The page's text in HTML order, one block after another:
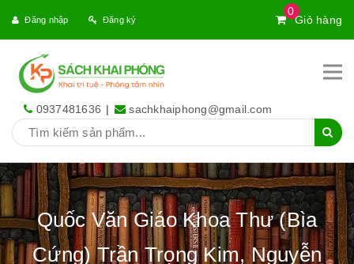
0
Giỏ hàng
Đăng nhập Đăng ký
0937481636 | sachkhaiphong@gmail.com
Quốc Văn Giáo Khoa Thư (Bìa
Cứng) Trần Trọng Kim, Nguyễn